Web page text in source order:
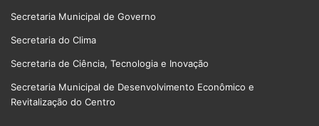
Secretaria Municipal de Governo
Secretaria do Clima
Secretaria de Ciência, Tecnologia e Inovação
Secretaria Municipal de Desenvolvimento Econômico e
Revitalização do Centro